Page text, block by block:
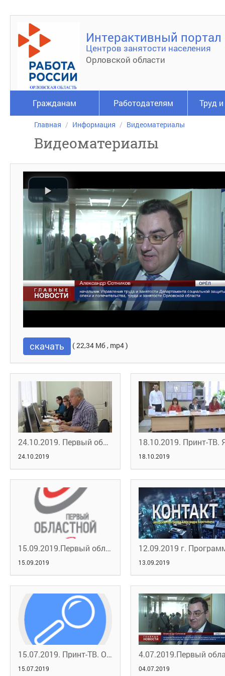
Интерактивный портал
Центров занятости населения
Орловской области
Гражданам Работодателям Труд
Главная Информация Видеоматериалы
Видеоматериалы
скачать ( 22,34 Мб , mp4 )
24.10.2019. Первый областной. Орловские предпенсионеры проходят переподготовку в рамках нацпроекта "Демография"
24.10.2019 18.10.2019
15.09.2019.Первый областной портал новостей.Профобучение
15.09.2019 13.09.2019
15.07.2019. Принт-ТВ. Ответы на вопросы
15.07.2019 04.07.2019